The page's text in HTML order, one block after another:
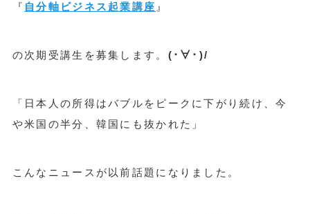
『 自分軸ビジネス起業講座 』
の次期受講生を募集します。 (･∀･)/
「日本人の所得はバブルをピークに下がり続け、今
や米国の半分、韓国にも抜かれた」
こんなニュースが以前話題になりました。